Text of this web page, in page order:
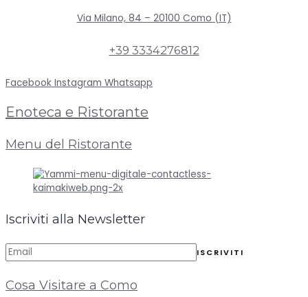
Via Milano, 84 – 20100 Como (IT)
+39 3334276812
Facebook Instagram Whatsapp
Enoteca e Ristorante
Menu del Ristorante
Iscriviti alla Newsletter
Cosa Visitare a Como